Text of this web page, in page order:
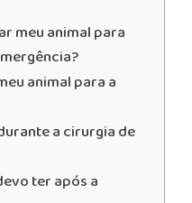
meu animal para
animal para a
a cirurgia de
ter após a